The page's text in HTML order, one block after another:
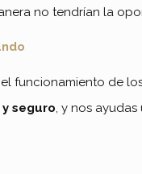
no tendrían la
funcionamiento de
seguro , y nos